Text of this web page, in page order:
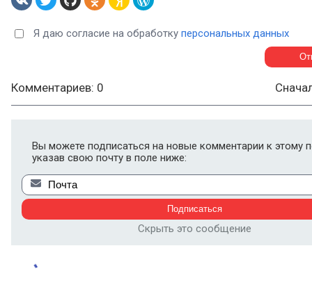
Я даю согласие на обработку персональных данных
Комментариев: 0
Вы можете подписаться на новые комментарии к этому
указав свою почту в поле ниже:
Скрыть это сообщение